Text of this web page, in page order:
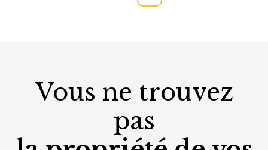
Vous ne trouvez
pas